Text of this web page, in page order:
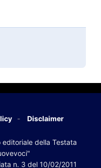
Disclaimer
della Testata
n. 3 del 10/02/2011